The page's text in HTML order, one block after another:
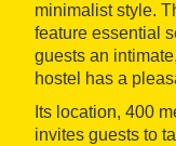
minimalist style.
feature essential
guests an
hostel has a
Its location, 400
invites guests to